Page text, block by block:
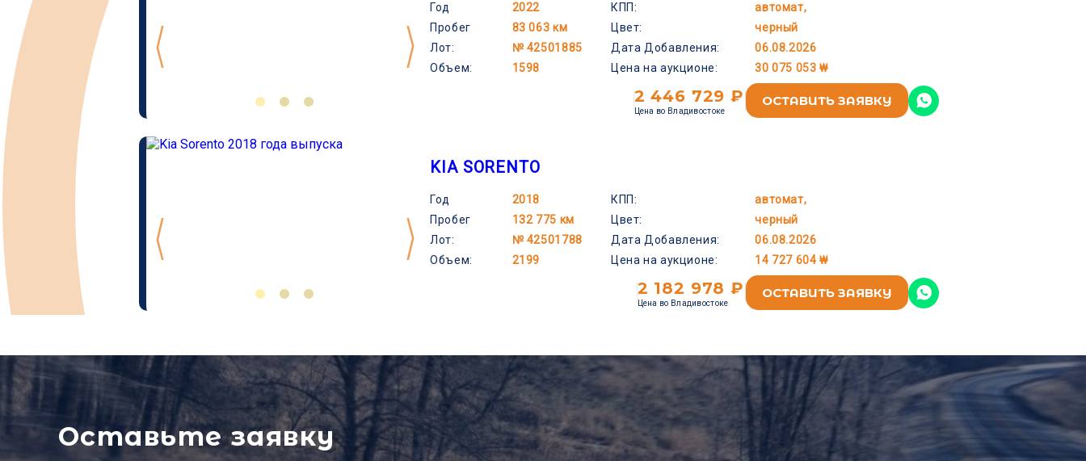
Год
2022
Пробег
83 063 км
Лот:
№ 42501885
Объем:
1598
КПП:
автомат,
Цвет:
черный
Дата Добавления:
06.08.2026
Цена на аукционе:
30 075 053 ₩
KIA
2 446 729 ₽
Цена во Владивостоке
ОСТАВИТЬ ЗАЯВКУ
KIA SORENTO
Год
2018
Пробег
132 775 км
Лот:
№ 42501788
Объем:
2199
КПП:
автомат,
Цвет:
черный
Дата Добавления:
06.08.2026
Цена на аукционе:
14 727 604 ₩
KIA
2 182 978 ₽
Цена во Владивостоке
ОСТАВИТЬ ЗАЯВКУ
Оставьте заявку